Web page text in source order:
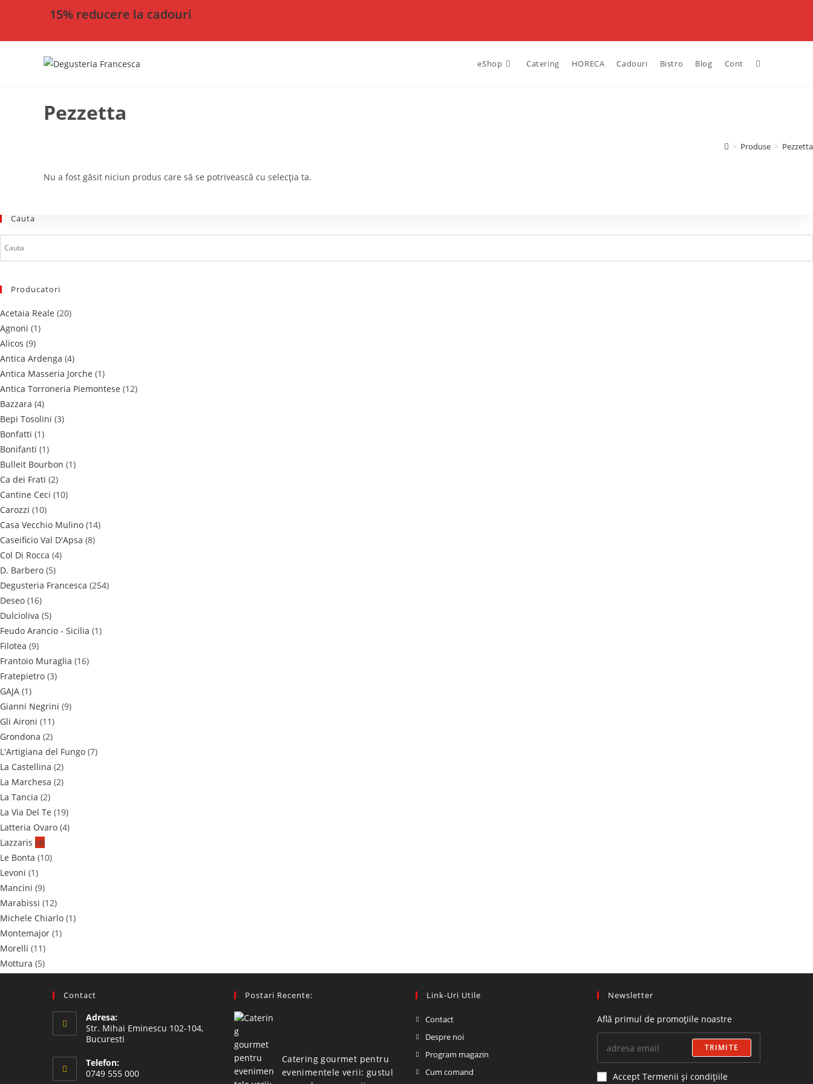
15% reducere la cadouri
eShop Catering HORECA Cadouri Bistro Blog Cont
Pezzetta
> Produse > Pezzetta
Nu a fost găsit niciun produs care să se potrivească cu selecția ta.
Contact
Adresa:
Str. Mihai Eminescu 102-104,
Bucuresti
Telefon:
0749 555 000
Postari Recente:
Catering gourmet pentru
evenimentele verii: gustul
Link-Uri Utile
Contact
Despre noi
Program magazin
Cum comand
Newsletter
Află primul de promoțiile noastre
TRIMITE
Accept Termenii și condițiile
Cauta
Producatori
Acetaia Reale (20)
Agnoni (1)
Alicos (9)
Antica Ardenga (4)
Antica Masseria Jorche (1)
Antica Torroneria Piemontese (12)
Bazzara (4)
Bepi Tosolini (3)
Bonfatti (1)
Bonifanti (1)
Bulleit Bourbon (1)
Ca dei Frati (2)
Cantine Ceci (10)
Carozzi (10)
Casa Vecchio Mulino (14)
Caseificio Val D'Apsa (8)
Col Di Rocca (4)
D. Barbero (5)
Degusteria Francesca (254)
Deseo (16)
Dulcioliva (5)
Feudo Arancio - Sicilia (1)
Filotea (9)
Frantoio Muraglia (16)
Fratepietro (3)
GAJA (1)
Gianni Negrini (9)
Gli Aironi (11)
Grondona (2)
L'Artigiana del Fungo (7)
La Castellina (2)
La Marchesa (2)
La Tancia (2)
La Via Del Te (19)
Latteria Ovaro (4)
Lazzaris (4)
Le Bonta (10)
Levoni (1)
Mancini (9)
Marabissi (12)
Michele Chiarlo (1)
Montemajor (1)
Morelli (11)
Mottura (5)
Nuova Boschi
(2)
Poggio Dell'Aquila (2)
Rocca delle Macie (1)
(8)